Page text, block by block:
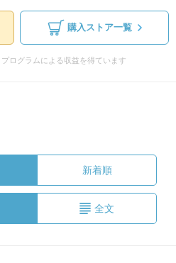
購入ストア一覧
ログラムによる収益を得ています
新着順
全文